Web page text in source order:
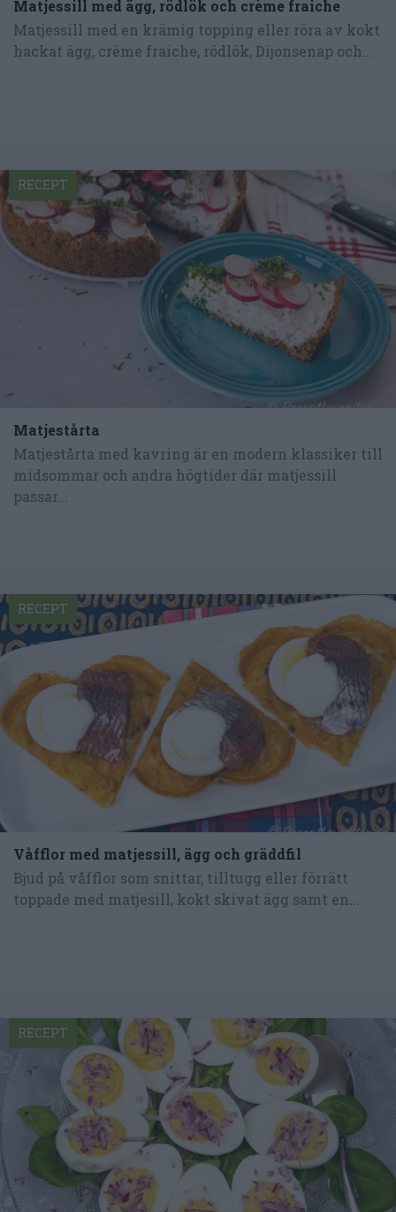
Matjessill med ägg, rödlök och crème fraiche
Matjessill med en krämig topping eller röra av kokt
hackat ägg, crème fraiche, rödlök, Dijonsenap och...
Matjestårta
Matjestårta med kavring är en modern klassiker till
midsommar och andra högtider där matjessill
passar...
RECEPT
Våfflor med matjessill, ägg och gräddfil
Bjud på våfflor som snittar, tilltugg eller förrätt
toppade med matjesill, kokt skivat ägg samt en...
RECEPT
RECEPT